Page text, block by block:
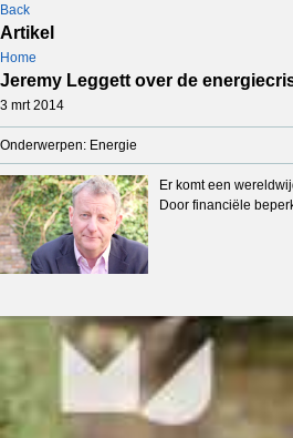
Back
Artikel
Home
Jeremy Leggett over de
3 mrt 2014
Onderwerpen: Energie
Er komt een
Door financiële